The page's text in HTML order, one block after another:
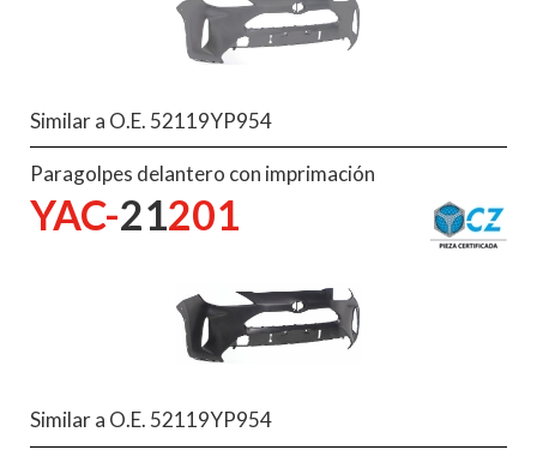
Similar a O.E. 52119YP954
Paragolpes delantero con imprimación
YAC-21201
Similar a O.E. 52119YP954